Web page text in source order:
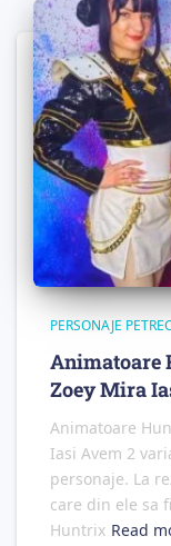
PERSONAJE
Animatoare
Zoey Mira
Animatoare
Iasi Avem 2
personaje. La
care din ele sa
Huntrix Read